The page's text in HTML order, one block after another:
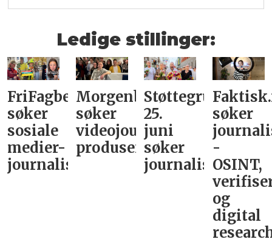
Ledige stillinger:
FriFagbevegelse
søker
sosiale
medier-
journalist
Morgenbladet
søker
videojournalist/podkast-
produsent
Støttegruppa
25.
juni
søker
journalist
søker
-
OSINT,
og
digital